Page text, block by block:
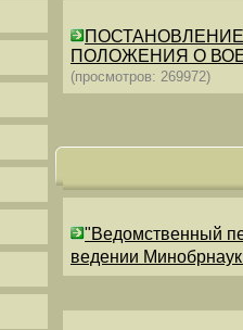
ПОСТАНОВЛЕНИЕ
ПОЛОЖЕНИЯ О
(просмотров: 269972)
"Ведомственный
ведении